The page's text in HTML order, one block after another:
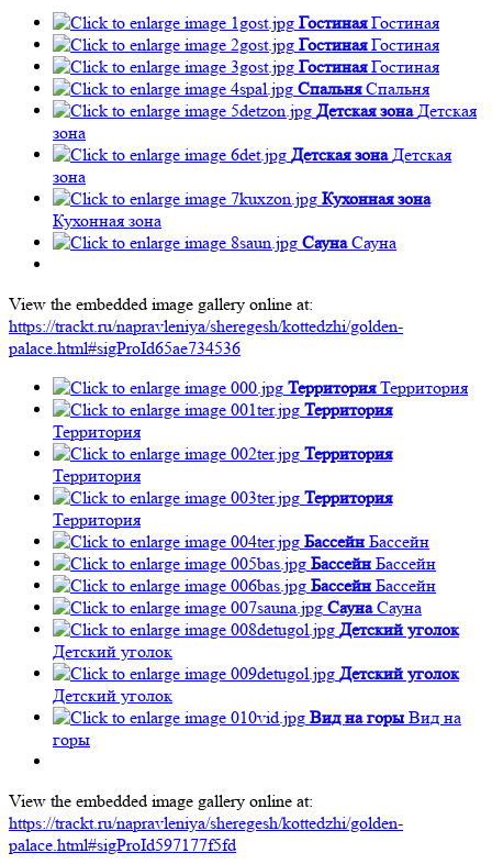
Гостиная Гостиная
Гостиная Гостиная
Гостиная Гостиная
Спальня Спальня
Детская зона Детская
зона
Детская зона Детская
зона
Кухонная зона
Кухонная зона
Сауна Сауна
View the embedded image gallery online at:
https://trackt.ru/napravleniya/sheregesh/kottedzhi/golden-
palace.html#sigProId65ae734536
Территория Территория
Территория
Территория
Территория
Территория
Территория
Территория
Бассейн Бассейн
Бассейн Бассейн
Бассейн Бассейн
Сауна Сауна
Детский уголок
Детский уголок
Детский уголок
Детский уголок
Вид на горы Вид на
горы
View the embedded image gallery online at:
https://trackt.ru/napravleniya/sheregesh/kottedzhi/golden-
palace.html#sigProId597177f5fd